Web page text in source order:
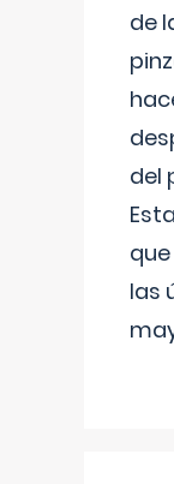
de
del
las